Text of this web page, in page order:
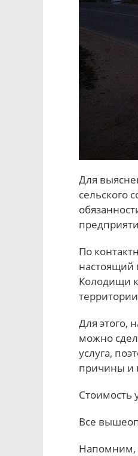
Для
сельского
По
настоящий
Колодищи
Для этого,
можно
услуга,
причины и
Стоимость
Все
Напомним,